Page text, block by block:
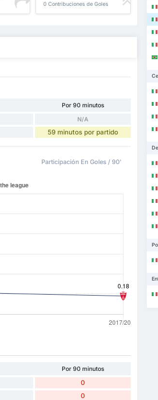
0 Contribuciones de Goles
Por 90 minutos
N/A
59 minutos por partido
Participación En Goles / 90'
Por 90 minutos
0
0